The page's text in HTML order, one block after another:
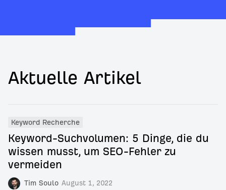
Aktuelle Artikel
Tim Soulo August 1, 2022
Keyword Recherche
Keyword-Suchvolumen: 5 Dinge, die du
wissen musst, um SEO-Fehler zu
vermeiden